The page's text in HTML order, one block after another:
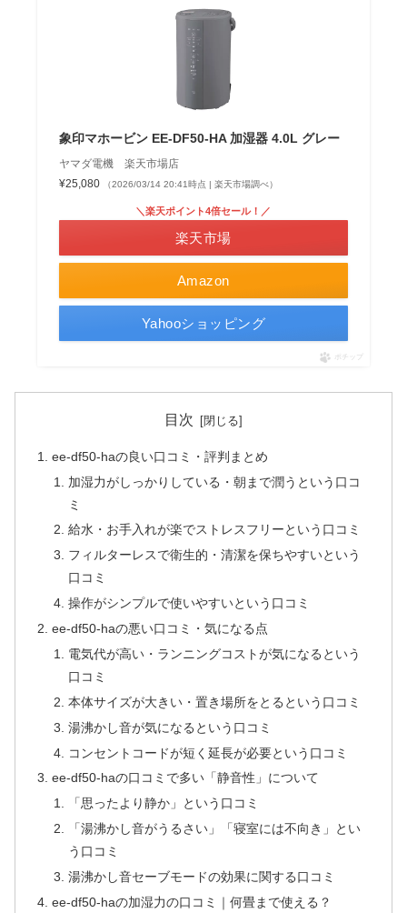
象印マホービン EE-DF50-HA 加湿器 4.0L グレー
ヤマダ電機 楽天市場店
¥25,080
（2026/03/14 20:41時点 | 楽天市場調べ）
Amazon
＼楽天ポイント4倍セール！／
楽天市場
Yahooショッピング
ポチップ
目次
ee-df50-haの良い口コミ・評判まとめ
加湿力がしっかりしている・朝まで潤うという口コ
ミ
給水・お手入れが楽でストレスフリーという口コミ
フィルターレスで衛生的・清潔を保ちやすいという
口コミ
操作がシンプルで使いやすいという口コミ
ee-df50-haの悪い口コミ・気になる点
電気代が高い・ランニングコストが気になるという
口コミ
本体サイズが大きい・置き場所をとるという口コミ
湯沸かし音が気になるという口コミ
コンセントコードが短く延長が必要という口コミ
ee-df50-haの口コミで多い「静音性」について
「思ったより静か」という口コミ
「湯沸かし音がうるさい」「寝室には不向き」とい
う口コミ
湯沸かし音セーブモードの効果に関する口コミ
ee-df50-haの加湿力の口コミ｜何畳まで使える？